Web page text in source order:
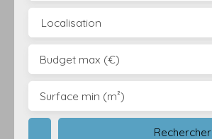
Localisation
Budget max (€)
Surface min (m²)
Rechercher